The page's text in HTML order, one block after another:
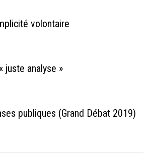
volontaire
juste analyse »
publiques (Grand Débat 2019)